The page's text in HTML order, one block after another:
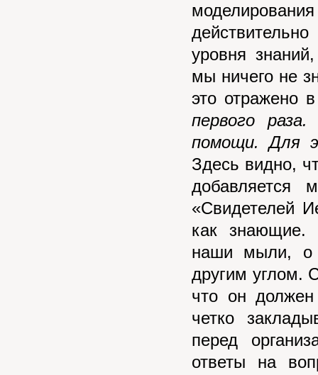
уровня
мы ничего не
это отражено
первого
помощи. Для
Здесь видно,
«Свидетелей
как знающие.
наши мыли, о
другим углом.
что он
четко
перед
ответы на